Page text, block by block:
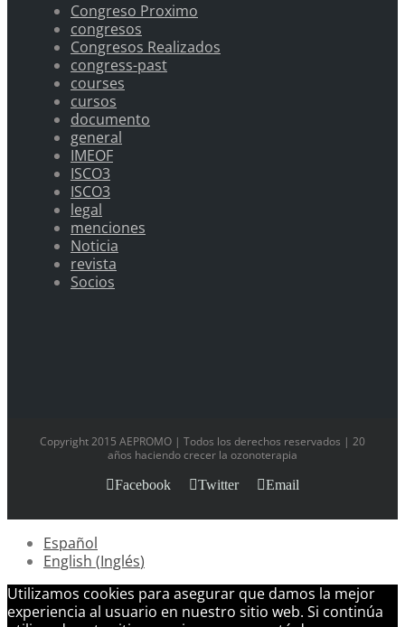
Congreso Proximo
congresos
Congresos Realizados
congress-past
courses
cursos
documento
general
IMEOF
ISCO3
ISCO3
legal
menciones
Noticia
revista
Socios
Copyright 2015 AEPROMO | Todos los derechos reservados | 20
años haciendo crecer la ozonoterapia
Facebook
Twitter Email
Español
English (Inglés)
Utilizamos cookies para asegurar que damos la mejor
experiencia al usuario en nuestro sitio web. Si continúa